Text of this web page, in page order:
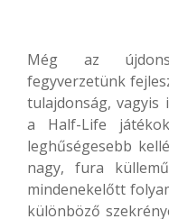
Még az
fegyverzetünk
tulajdonság,
a Half-Life
leghűségesebb
nagy, fura
mindenekelőtt
különböző